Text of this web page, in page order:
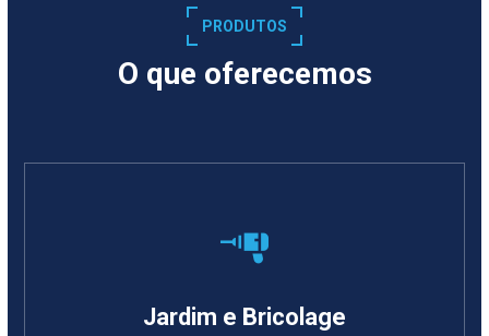
PRODUTOS
O que oferecemos
Jardim e Bricolage